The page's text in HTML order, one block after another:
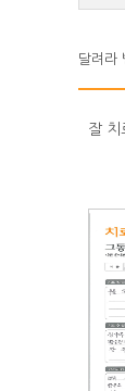
달려라
잘 치